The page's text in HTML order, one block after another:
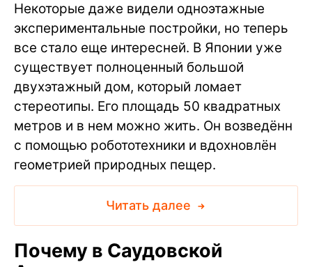
Некоторые даже видели одноэтажные
экспериментальные постройки, но теперь
все стало еще интересней. В Японии уже
существует полноценный большой
двухэтажный дом, который ломает
стереотипы. Его площадь 50 квадратных
метров и в нем можно жить. Он возведённ
с помощью робототехники и вдохновлён
геометрией природных пещер.
Читать далее
Почему в Саудовской